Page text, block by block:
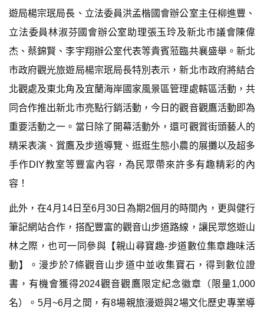
遊局楊宗珉局長、立法委員洪孟楷國會辦公室主任柳進豐、
立法委員林淑芬國會辦公室助理張玉玲及新北市議會陳偉
杰、蔡錦賢、李宇翔辦公室代表等貴賓蒞臨共襄盛舉。新北
市政府觀光旅遊局楊宗珉局長特別表示，新北市政府將結合
北觀處及東北角及宜蘭海岸國家風景區管理處轄區活動，共
同合作推出新北市亮點行銷活動，今日的觀音觀鷹活動即為
重要活動之一。當日除了開幕活動外，還可觀賞街頭藝人的
精采表演、賞鷹及步道導覽、逛逛生態小農的展攤以及超多
手作DIY教室等豐富內容，為民眾帶來許多有趣精彩的內
容！
此外，在4月14日至6月30日為期2個月的時間內，更與健行
筆記網站合作，搭配豐富的觀音山步道路線，讓民眾悠遊山
林之際，也可一同參與【親山尋寶趣-步道數位集章趣味活
動】。漫步於7條觀音山步道中並收集寶石，得到數位證
書，有機會獲得2024觀音觀鷹限定紀念徽章（限量1,000
名）。5月~6月之間，有8場親旅漫遊與2場文化歷史專業導